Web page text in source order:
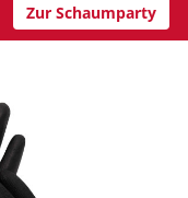
Zur Schaumparty